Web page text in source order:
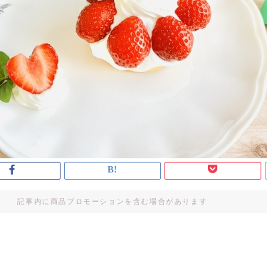
記事内に商品プロモーションを含む場合があります